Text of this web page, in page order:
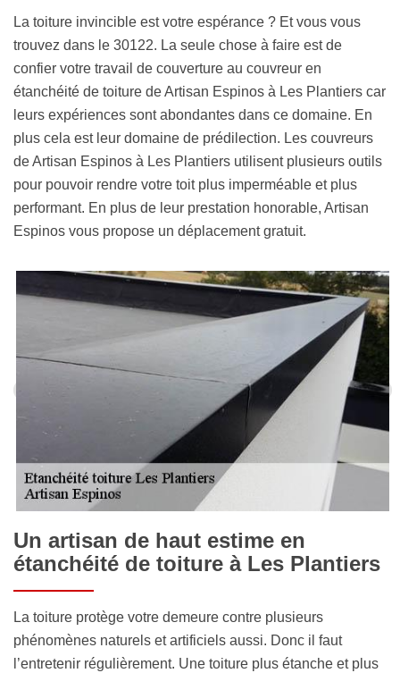
La toiture invincible est votre espérance ? Et vous vous
trouvez dans le 30122. La seule chose à faire est de
confier votre travail de couverture au couvreur en
étanchéité de toiture de Artisan Espinos à Les Plantiers car
leurs expériences sont abondantes dans ce domaine. En
plus cela est leur domaine de prédilection. Les couvreurs
de Artisan Espinos à Les Plantiers utilisent plusieurs outils
pour pouvoir rendre votre toit plus imperméable et plus
performant. En plus de leur prestation honorable, Artisan
Espinos vous propose un déplacement gratuit.
Un artisan de haut estime en
étanchéité de toiture à Les Plantiers
La toiture protège votre demeure contre plusieurs
phénomènes naturels et artificiels aussi. Donc il faut
l’entretenir régulièrement. Une toiture plus étanche et plus